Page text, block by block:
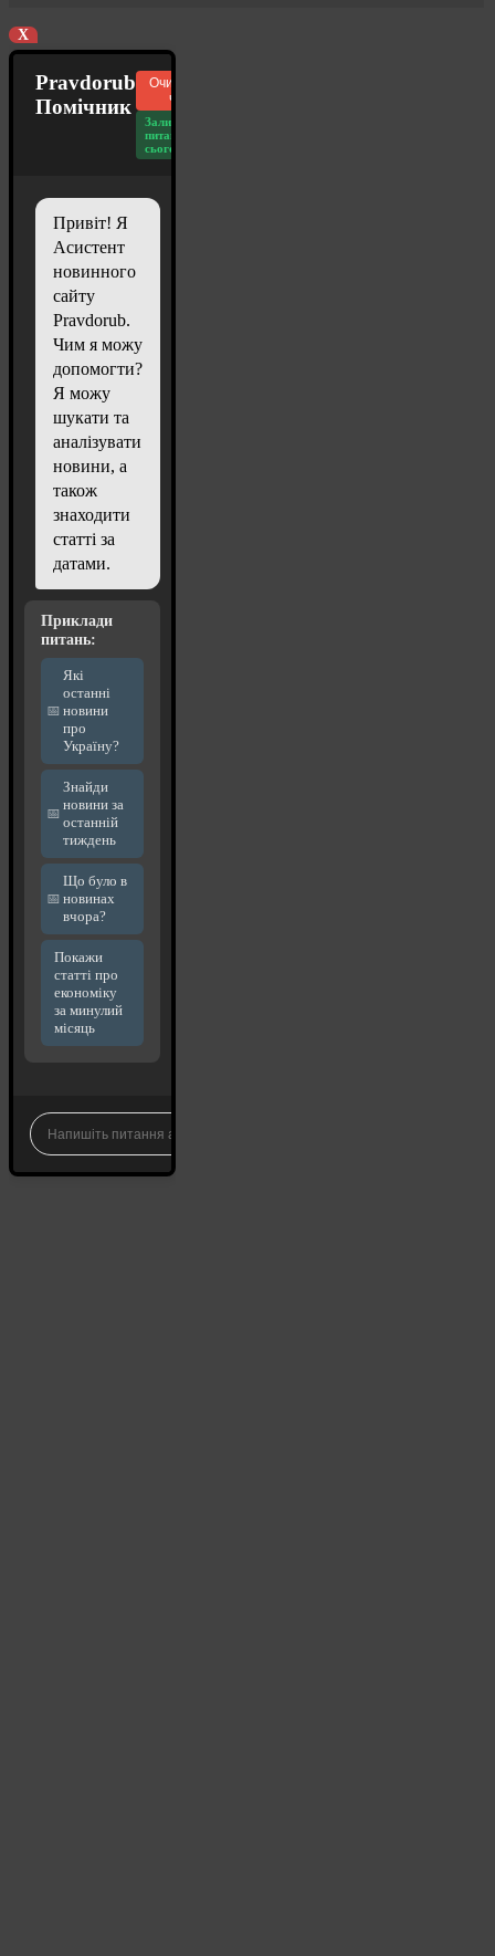
X
Pravdorub
Помічник
Очистити
чат
Залишилось
питань
сьогодні: 20
Привіт! Я
Асистент
новинного
сайту
Pravdorub.
Чим я можу
допомогти?
Я можу
шукати та
аналізувати
новини, а
також
знаходити
статті за
датами.
Приклади
питань:
Які
останні
новини
про
Україну?
Знайди
новини за
останній
тиждень
Що було в
новинах
вчора?
Покажи
статті про
економіку
за минулий
місяць